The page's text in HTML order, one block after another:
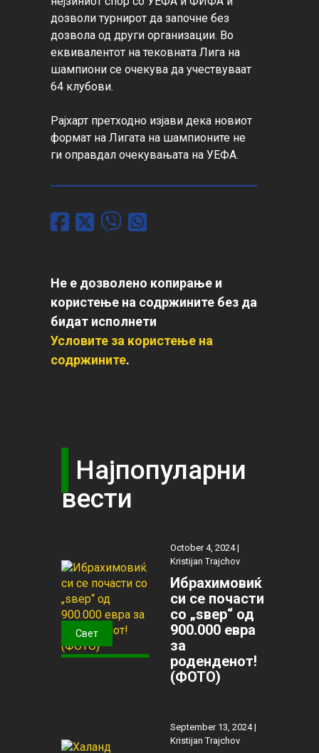
дозволи турнирот да започне без
дозвола од други организации. Во
еквивалентот на тековната Лига на
шампиони се очекува да учествуваат
64 клубови.
Рајхарт претходно изјави дека новиот
формат на Лигата на шампионите не
ги оправдал очекувањата на УЕФА.
Не е дозволено копирање и
користење на содржините без да
бидат исполнети
Условите за користење на
содржините.
Најпопуларни
вести
Свет
October 4, 2024 |
Kristijan Trajchov
Ибрахимовиќ
си се почасти
со „ѕвер“ од
900.000 евра
за
роденденот!
(ФОТО)
September 13, 2024 |
Kristijan Trajchov